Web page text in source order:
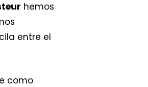
hemos
entre el
como